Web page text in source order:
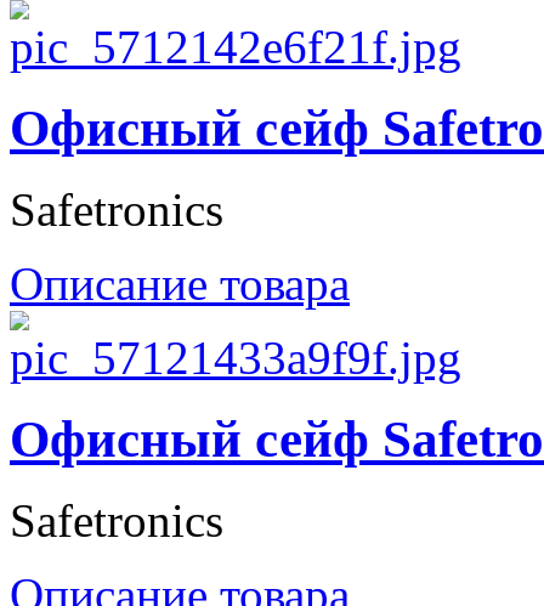
Офисный сейф
Safetronics
Описание товара
Офисный сейф
Safetronics
Описание товара